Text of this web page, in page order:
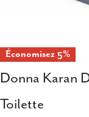
Économisez 5%
Donna Karan
Toilette